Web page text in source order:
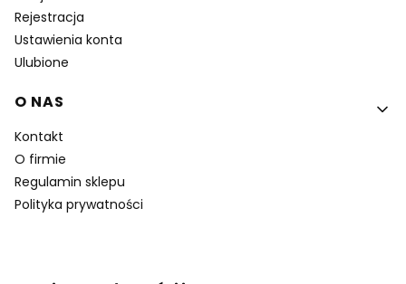
Rejestracja
Ustawienia konta
Ulubione
O NAS
Kontakt
O firmie
Regulamin sklepu
Polityka prywatności